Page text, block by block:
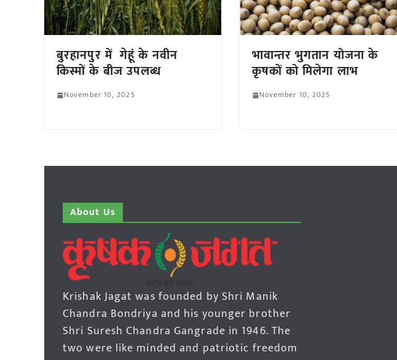
बुरहानपुर में गेहूं के नवीन
किस्मों के बीज उपलब्ध
November 10, 2025
भावान्तर भुगतान योजना के
कृषकों को मिलेगा लाभ
November 10, 2025
About Us
Krishak Jagat was founded by Shri Manik
Chandra Bondriya and his younger brother
Shri Suresh Chandra Gangrade in 1946. The
two were like minded and patriotic freedom